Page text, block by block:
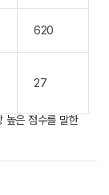
620
27
은 점수를 말한